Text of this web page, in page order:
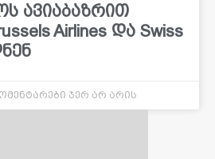
ავიაბაზრით
Airlines და Swiss
ჯერ არ არის